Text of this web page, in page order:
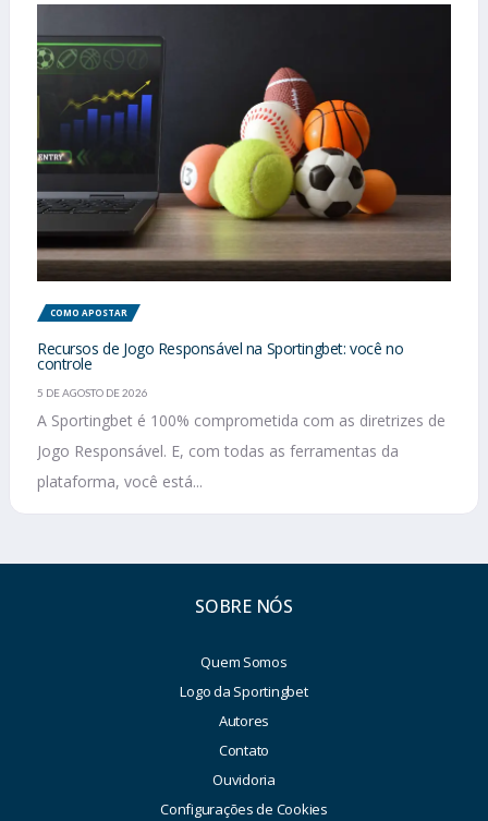
COMO APOSTAR
Recursos de Jogo Responsável na Sportingbet: você no
controle
5 DE AGOSTO DE 2026
A Sportingbet é 100% comprometida com as diretrizes de
Jogo Responsável. E, com todas as ferramentas da
plataforma, você está...
SOBRE NÓS
Quem Somos
Logo da Sportingbet
Autores
Contato
Ouvidoria
Configurações de Cookies